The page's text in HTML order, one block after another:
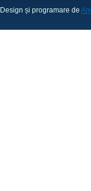
Design și programare de